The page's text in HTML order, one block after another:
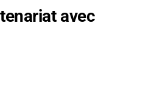
avec